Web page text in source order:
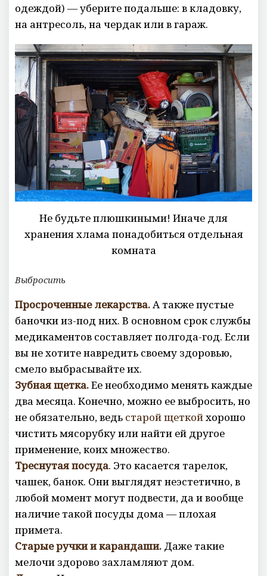
одеждой) — уберите подальше: в кладовку,
на антресоль, на чердак или в гараж.
Не будьте плюшкиными! Иначе для
хранения хлама понадобиться отдельная
комната
Выбросить
Просроченные лекарства.А также пустые
баночки из-под них. В основном срок службы
медикаментов составляет полгода-год. Если
вы не хотите навредить своему здоровью,
смело выбрасывайте их.
Зубная щетка.Ее необходимо менять каждые
два месяца. Конечно, можно ее выбросить, но
не обязательно, ведь старой щеткойхорошо
чистить мясорубку или найти ей другое
применение, коих множество.
Треснутая посуда. Это касается тарелок,
чашек, банок. Они выглядят неэстетично, в
любой момент могут подвести, да и вообще
наличие такой посуды дома — плохая
примета.
Старые ручки и карандаши. Даже такие
мелочи здорово захламляют дом.